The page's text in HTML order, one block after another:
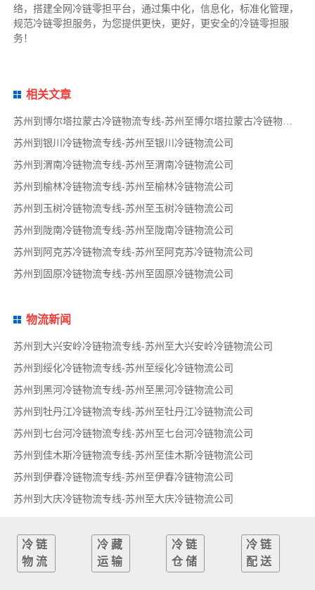
络，搭建全网冷链零担平台，通过集中化，信息化，标准化管理，
规范冷链零担服务，为您提供更快，更好，更安全的冷链零担服
务！
相关文章
苏州到博尔塔拉蒙古冷链物流专线-苏州至博尔塔拉蒙古冷链物流公司
苏州到银川冷链物流专线-苏州至银川冷链物流公司
苏州到渭南冷链物流专线-苏州至渭南冷链物流公司
苏州到榆林冷链物流专线-苏州至榆林冷链物流公司
苏州到玉树冷链物流专线-苏州至玉树冷链物流公司
苏州到陇南冷链物流专线-苏州至陇南冷链物流公司
苏州到阿克苏冷链物流专线-苏州至阿克苏冷链物流公司
苏州到固原冷链物流专线-苏州至固原冷链物流公司
物流新闻
苏州到大兴安岭冷链物流专线-苏州至大兴安岭冷链物流公司
苏州到绥化冷链物流专线-苏州至绥化冷链物流公司
苏州到黑河冷链物流专线-苏州至黑河冷链物流公司
苏州到牡丹江冷链物流专线-苏州至牡丹江冷链物流公司
苏州到七台河冷链物流专线-苏州至七台河冷链物流公司
苏州到佳木斯冷链物流专线-苏州至佳木斯冷链物流公司
苏州到伊春冷链物流专线-苏州至伊春冷链物流公司
苏州到大庆冷链物流专线-苏州至大庆冷链物流公司
冷链
物流
冷藏
运输
冷链
仓储
冷链
配送